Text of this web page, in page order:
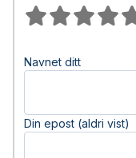
Navnet ditt
Din epost (aldri vist)